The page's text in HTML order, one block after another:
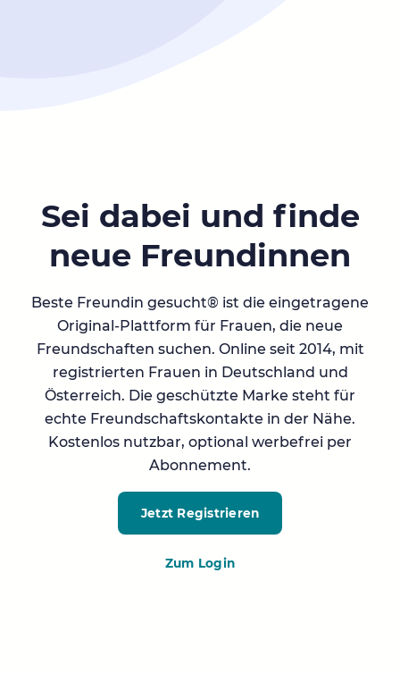
Sei dabei und finde
neue Freundinnen
Beste Freundin gesucht® ist die eingetragene
Original-Plattform für Frauen, die neue
Freundschaften suchen. Online seit 2014, mit
registrierten Frauen in Deutschland und
Österreich. Die geschützte Marke steht für
echte Freundschaftskontakte in der Nähe.
Kostenlos nutzbar, optional werbefrei per
Abonnement.
Jetzt Registrieren
Zum Login